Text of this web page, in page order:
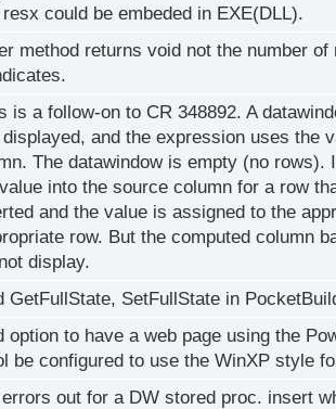
resx could be embeded in EXE(DLL).
method returns void not the number
is a follow-on to CR 348892. A
displayed, and the expression uses the
The datawindow is empty (no rows).
into the source column for a row
and the value is assigned to the
row. But the computed column
display.
GetFullState, SetFullState in
option to have a web page using the
be configured to use the WinXP style
out for a DW stored proc. insert